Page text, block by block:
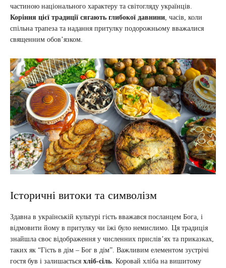
частиною національного характеру та світогляду українців.
Коріння цієї традиції сягають глибокої давнини, часів, коли
спільна трапеза та надання притулку подорожньому вважалися
священним обов’язком.
Історичні витоки та символізм
Здавна в українській культурі гість вважався посланцем Бога, і
відмовити йому в притулку чи їжі було немислимо. Ця традиція
знайшла своє відображення у численних прислів’ях та приказках,
таких як “Гість в дім – Бог в дім”. Важливим елементом зустрічі
гостя був і залишається хліб-сіль. Коровай хліба на вишитому